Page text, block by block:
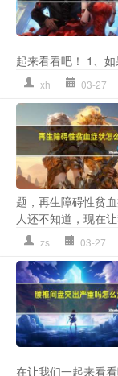
起来看看吧！ 1、
xh 03-27
题，再生障碍性贫
人还不知道，现在
zs 03-27
在让我们一起来看